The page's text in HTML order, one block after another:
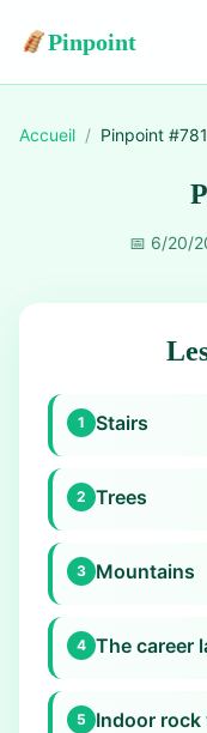
Pinpoint
Accueil / Pinpoint #781
📅 6/20/
1 Stairs
2 Trees
3 Mountains
4 The career
5 Indoor rock